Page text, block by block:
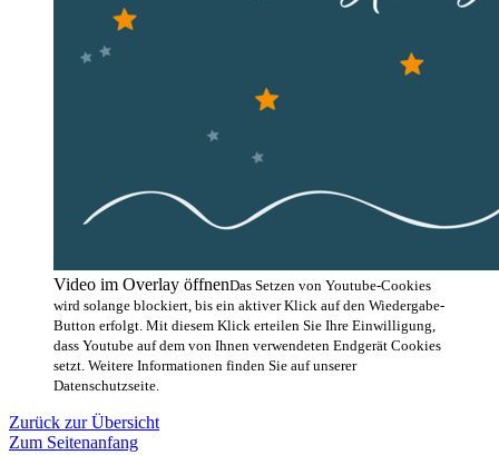
Video im Overlay öffnenDas Setzen von Youtube-Cookies
wird solange blockiert, bis ein aktiver Klick auf den Wiedergabe-
Button erfolgt. Mit diesem Klick erteilen Sie Ihre Einwilligung,
dass Youtube auf dem von Ihnen verwendeten Endgerät Cookies
setzt. Weitere Informationen finden Sie auf unserer
Datenschutzseite.
Zurück zur Übersicht
Zum Seitenanfang